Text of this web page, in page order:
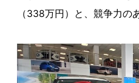
（338万円）と、競争力の